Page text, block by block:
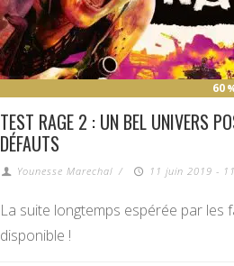
60
TEST RAGE 2 : UN BEL UNIVERS
DÉFAUTS
Younesse Marechal / 11 juin 2019 -
La suite longtemps espérée par les
disponible !